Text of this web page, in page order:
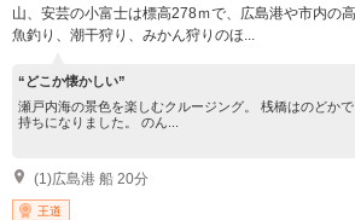
山、安芸の小富士は標高278ｍで、広島港や市内の
魚釣り、潮干狩り、みかん狩りのほ...
“どこか懐かしい”
瀬戸内海の景色を楽しむクルージング。 桟橋はのどか
持ちになりました。 のん...
(1)広島港 船 20分
王道